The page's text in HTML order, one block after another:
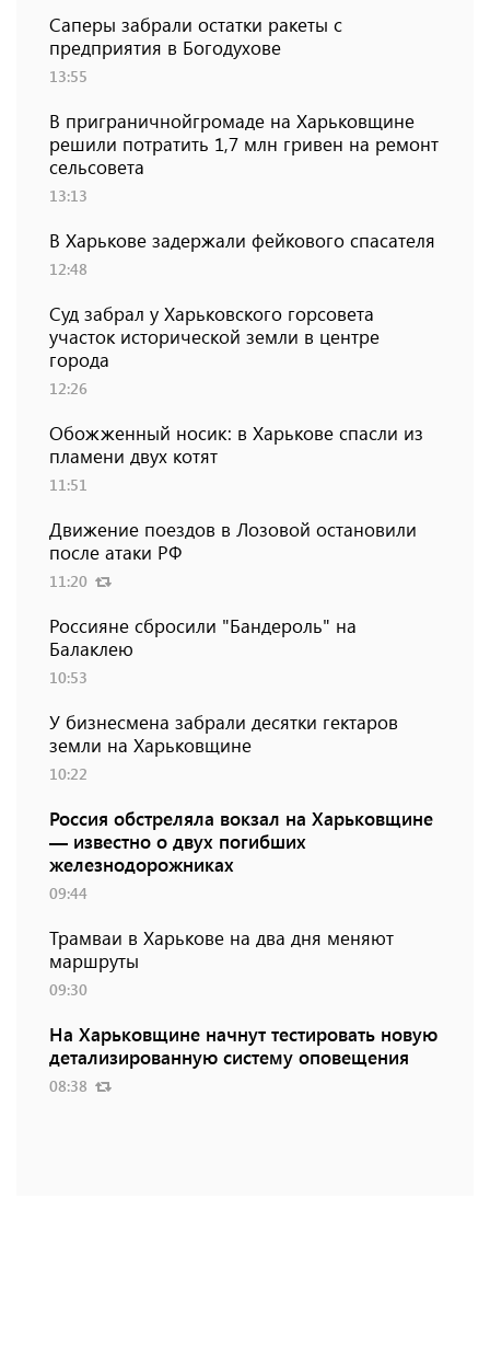
Саперы забрали остатки ракеты с
предприятия в Богодухове
13:55
В приграничнойгромаде на Харьковщине
решили потратить 1,7 млн ​​гривен на ремонт
сельсовета
13:13
В Харькове задержали фейкового спасателя
12:48
Суд забрал у Харьковского горсовета
участок исторической земли в центре
города
12:26
Обожженный носик: в Харькове спасли из
пламени двух котят
11:51
Движение поездов в Лозовой остановили
после атаки РФ
11:20
Россияне сбросили "Бандероль" на
Балаклею
10:53
У бизнесмена забрали десятки гектаров
земли на Харьковщине
10:22
Россия обстреляла вокзал на Харьковщине
— известно о двух погибших
железнодорожниках
09:44
Трамваи в Харькове на два дня меняют
маршруты
09:30
На Харьковщине начнут тестировать новую
детализированную систему оповещения
08:38